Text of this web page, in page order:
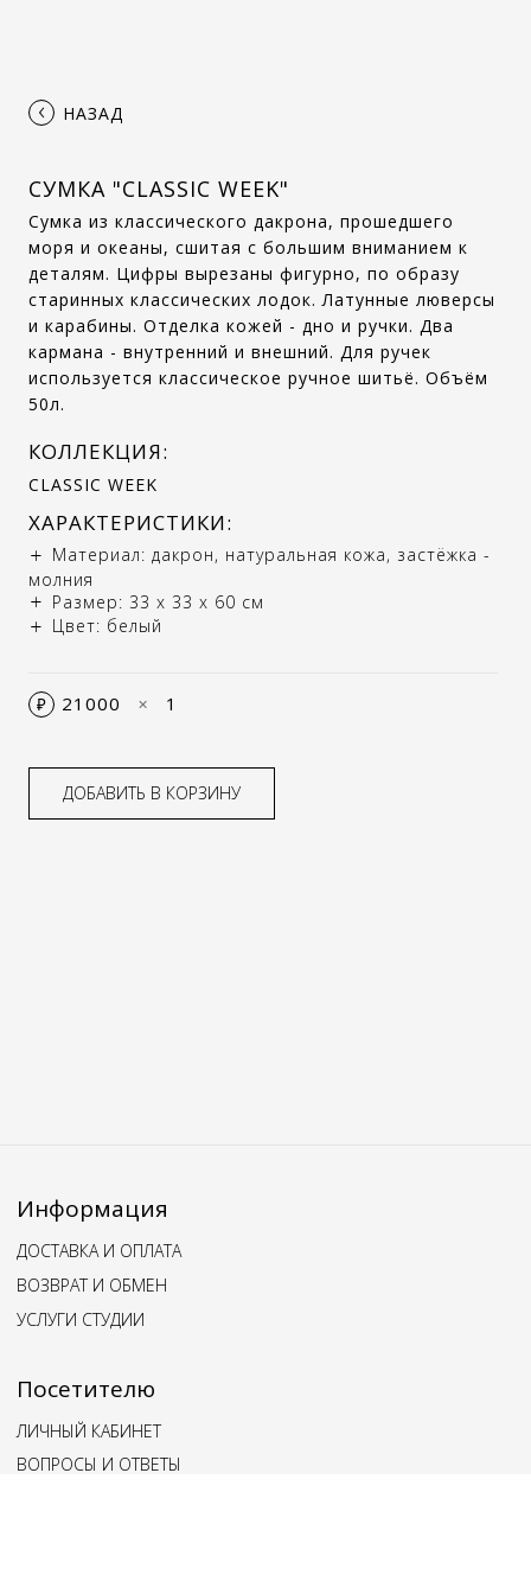
‹ НАЗАД
СУМКА "CLASSIC WEEK"
Сумка из классического дакрона, прошедшего
моря и океаны, сшитая с большим вниманием к
деталям. Цифры вырезаны фигурно, по образу
старинных классических лодок. Латунные люверсы
и карабины. Отделка кожей - дно и ручки. Два
кармана - внутренний и внешний. Для ручек
используется классическое ручное шитьё. Объём
50л.
КОЛЛЕКЦИЯ:
CLASSIC WEEK
ХАРАКТЕРИСТИКИ:
Материал: дакрон, натуральная кожа, застёжка -
молния
Размер: 33 х 33 х 60 см
Цвет: белый
₽ 21000 ✕ 1
ДОБАВИТЬ В КОРЗИНУ
Информация
ДОСТАВКА И ОПЛАТА
ВОЗВРАТ И ОБМЕН
УСЛУГИ СТУДИИ
Посетителю
ЛИЧНЫЙ КАБИНЕТ
ВОПРОСЫ И ОТВЕТЫ